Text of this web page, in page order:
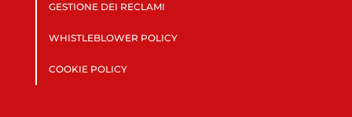
GESTIONE DEI RECLAMI
WHISTLEBLOWER POLICY
COOKIE POLICY